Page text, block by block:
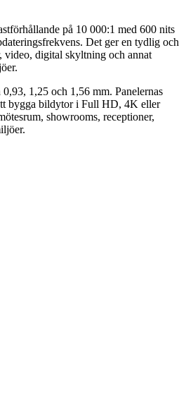
på 10 000:1 med 600 nits
Det ger en tydlig och
video, digital skyltning och annat
1,25 och 1,56 mm. Panelernas
bygga bildytor i Full HD, 4K eller
showrooms, receptioner,